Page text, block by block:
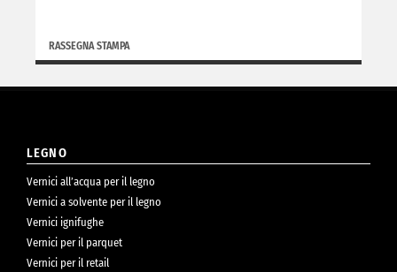
RASSEGNA STAMPA
LEGNO
Vernici all’acqua per il legno
Vernici a solvente per il legno
Vernici ignifughe
Vernici per il parquet
Vernici per il retail